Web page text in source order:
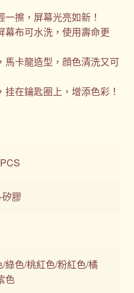
擦，屏幕光亮如新！
幕布可水洗，使用壽命更
馬卡龍造型，顔色清洗又可
在鑰匙圈上，增添色彩！
膠
/綠色/桃紅色/粉紅色/橘
色